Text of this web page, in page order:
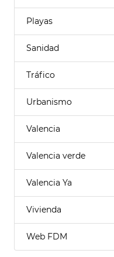
Playas
Sanidad
Tráfico
Urbanismo
Valencia
Valencia verde
Valencia Ya
Vivienda
Web FDM